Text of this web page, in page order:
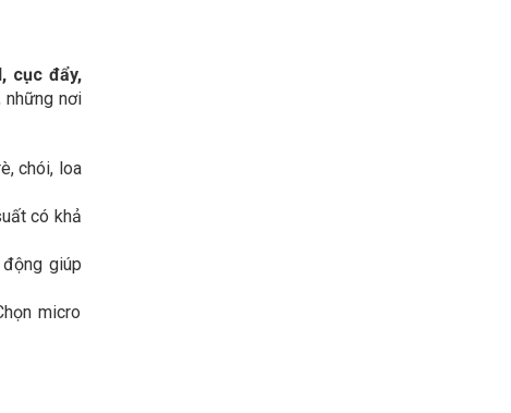
cục đẩy,
những nơi
chói, loa
có khả
giúp
micro